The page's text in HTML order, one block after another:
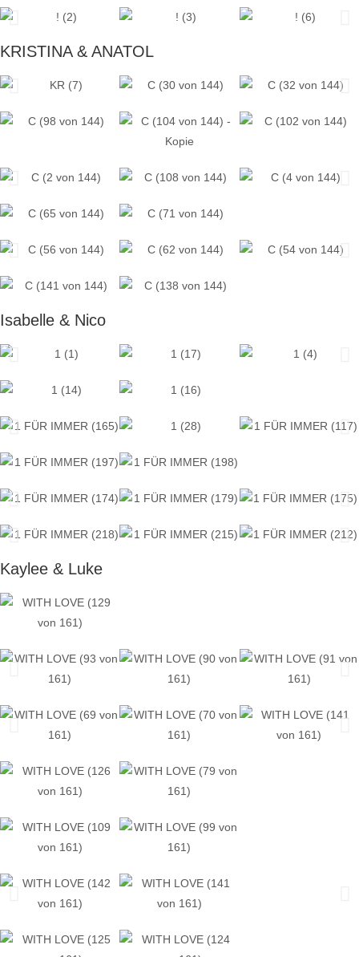
KRISTINA & ANATOL
Isabelle & Nico
Kaylee & Luke